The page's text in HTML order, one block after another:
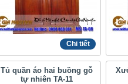
Chi tiết
Tủ quần áo hai buồng gỗ
tự nhiên TA-11